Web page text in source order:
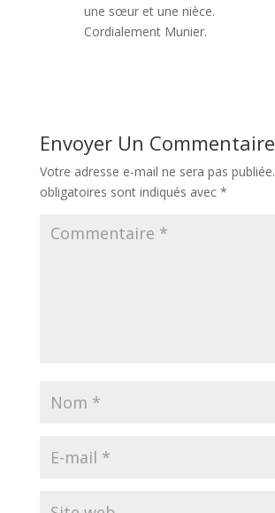
une sœur et une nièce.
Cordialement Munier.
Envoyer Un Commentaire
Votre adresse e-mail ne sera pas publiée.
obligatoires sont indiqués avec *